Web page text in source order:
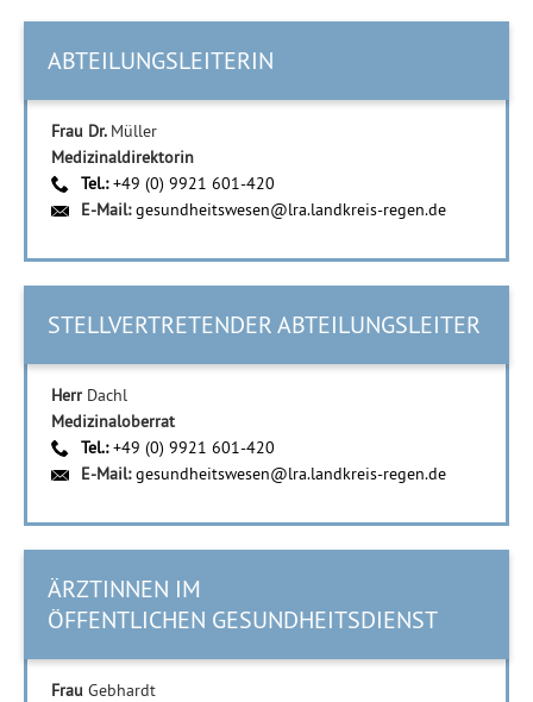
ABTEILUNGSLEITERIN
Frau Dr. Müller
Medizinaldirektorin
Tel.:+49 (0) 9921 601-420
E-Mail:gesundheitswesen@lra.landkreis-regen.de
STELLVERTRETENDER ABTEILUNGSLEITER
Herr Dachl
Medizinaloberrat
Tel.:+49 (0) 9921 601-420
E-Mail:gesundheitswesen@lra.landkreis-regen.de
ÄRZTINNEN IM
ÖFFENTLICHEN GESUNDHEITSDIENST
Frau Gebhardt